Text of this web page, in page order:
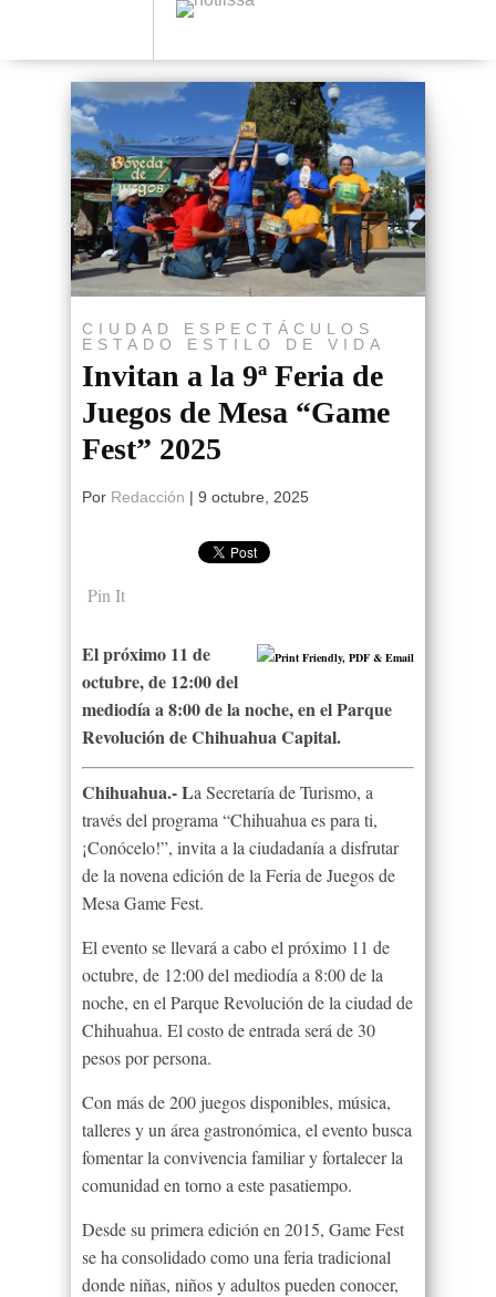
CIUDAD
ESPECTÁCULOS
ESTADO
ESTILO DE VIDA
Invitan a la 9ª Feria de
Juegos de Mesa “Game
Fest” 2025
Por Redacción | 9 octubre, 2025
Pin It
El próximo 11 de
octubre, de 12:00 del
mediodía a 8:00 de la noche, en el Parque
Revolución de Chihuahua Capital.
Chihuahua.- La Secretaría de Turismo, a
través del programa “Chihuahua es para ti,
¡Conócelo!”, invita a la ciudadanía a disfrutar
de la novena edición de la Feria de Juegos de
Mesa Game Fest.
El evento se llevará a cabo el próximo 11 de
octubre, de 12:00 del mediodía a 8:00 de la
noche, en el Parque Revolución de la ciudad de
Chihuahua. El costo de entrada será de 30
pesos por persona.
Con más de 200 juegos disponibles, música,
talleres y un área gastronómica, el evento busca
fomentar la convivencia familiar y fortalecer la
comunidad en torno a este pasatiempo.
Desde su primera edición en 2015, Game Fest
se ha consolidado como una feria tradicional
donde niñas, niños y adultos pueden conocer,